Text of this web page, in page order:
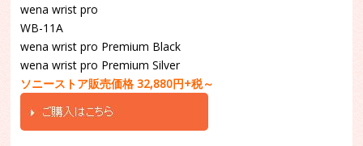
wena wrist pro
WB-11A
wena wrist pro Premium Black
wena wrist pro Premium Silver
ソニーストア販売価格 32,880円+税～